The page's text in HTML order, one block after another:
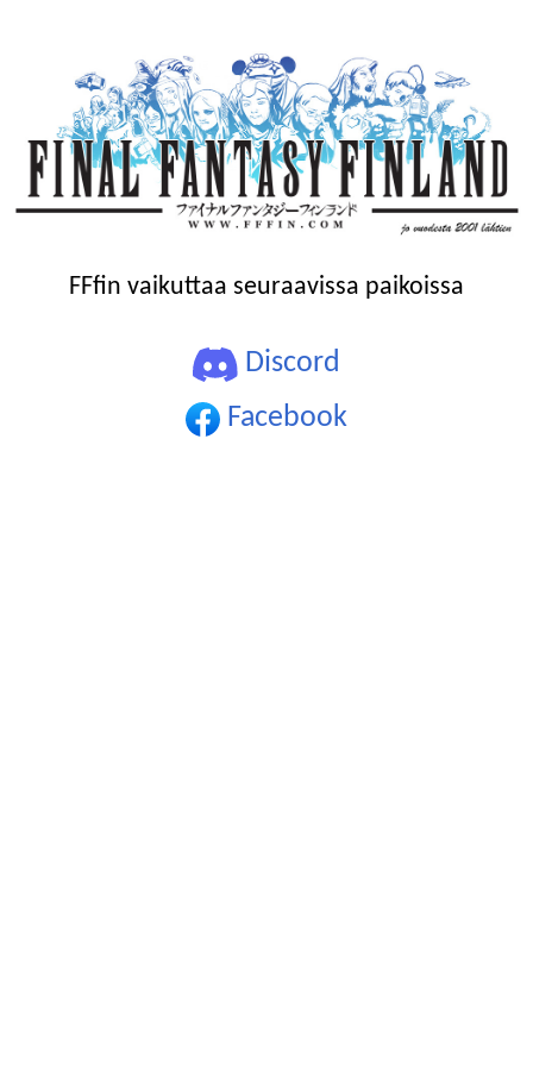
FFfin vaikuttaa seuraavissa paikoissa
Discord
Facebook